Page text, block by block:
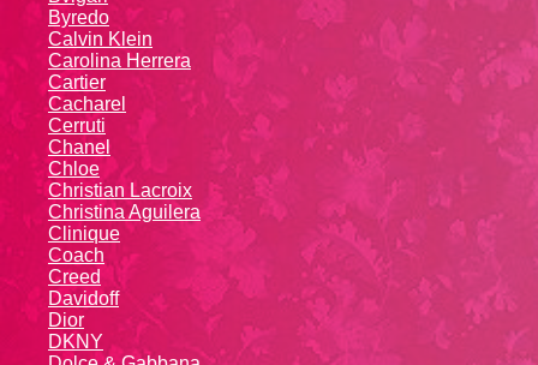
Byredo
Calvin Klein
Carolina Herrera
Cartier
Caсhаrеl
Cerruti
Chanel
Chloe
Christian Lacroix
Christina Aguilera
Cliniquе
Coach
Creed
Davidoff
Dior
DKNY